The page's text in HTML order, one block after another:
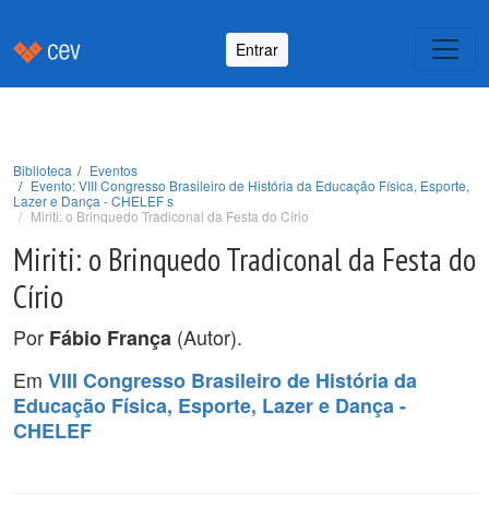
Entrar
Biblioteca
Eventos
Evento: VIII Congresso Brasileiro de História da Educação Física, Esporte,
Lazer e Dança - CHELEF s
Miriti: o Brinquedo Tradiconal da Festa do Círio
Miriti: o Brinquedo Tradiconal da Festa do
Círio
Por Fábio França (Autor).
Em VIII Congresso Brasileiro de História da
Educação Física, Esporte, Lazer e Dança -
CHELEF